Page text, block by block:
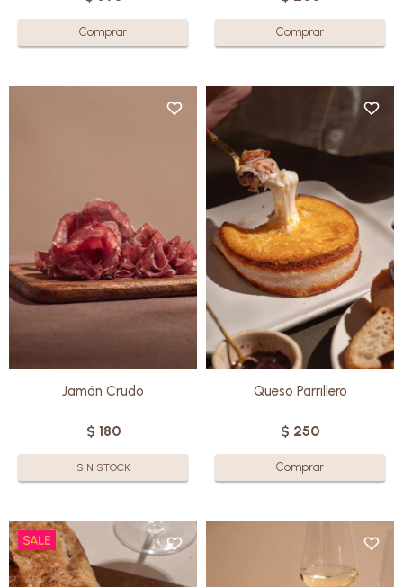
combina la mejor selección de
ovinos con un toque único de sal
y tiempo.
Saborea la perfección de lo
natural con cada bocado, un
verdadero lujo para los
sentidos.
Sin gluten
Jamón Crudo
$ 180
SIN STOCK
Elaborado con leche de oveja
de la más alta calidad, ofrece
un equilibrio perfecto entre su
suavidad interior y su exterior
crujiente y dorado.
Con un sabor delicadamente
salado, es ideal para quienes
disfrutan de la cocina creativa.
Sin gluten
Queso Parrillero
$ 250